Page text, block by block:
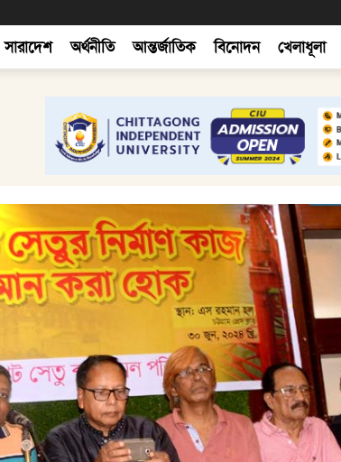
সারাদেশ অর্থনীতি আন্তর্জাতিক বিনোদন খেলাধূলা